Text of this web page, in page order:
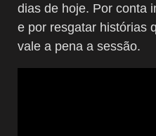
dias de hoje. Por conta
e por resgatar histórias
vale a pena a sessão.